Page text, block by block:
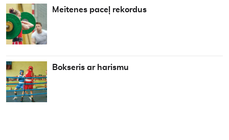
Meitenes paceļ rekordus
Bokseris ar harismu